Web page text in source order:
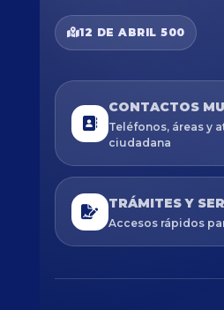
12 DE ABRIL 500
CONTACTOS
Teléfonos, áreas y
ciudadana
TRÁMITES Y
Accesos rápidos